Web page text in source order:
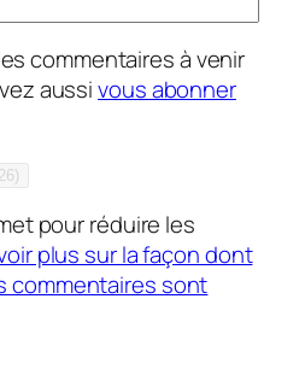
commentaires à venir
aussivous abonner
pour réduire les
plus sur la façon dont
commentaires sont